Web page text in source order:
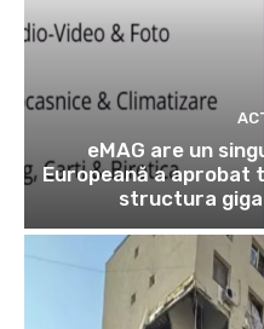
eMAG are un
Europeană a aprobat
structura